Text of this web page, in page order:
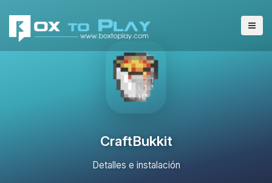
CraftBukkit
Detalles e instalación